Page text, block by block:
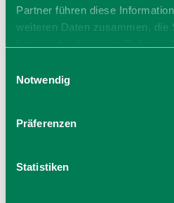
Partner führen diese
weiteren Daten zusammen, die
Cookies, wenn Sie unsere
Notwendig
Präferenzen
Statistiken